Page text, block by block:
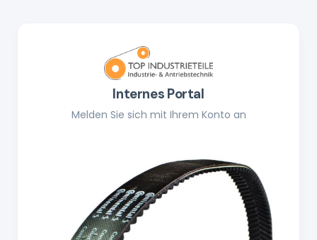
Internes Portal
Melden Sie sich mit Ihrem Konto an